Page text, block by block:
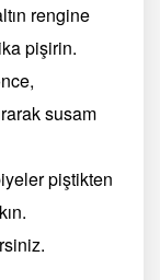
rengine
pişirin.
susam
piştikten